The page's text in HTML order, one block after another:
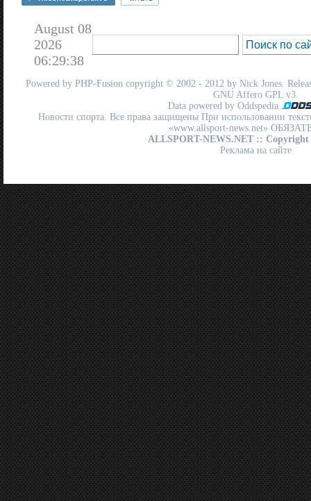
August 08
2026
06:29:38
Powered by PHP-Fusion copyright © 2002 - 2012 by Nick Jones.
GNU Affero GPL v3.
Data powered by Oddspedia
Новости спорта. Все права защищены При использовании
«www.allsport-news.net»
ALLSPORT-NEWS.NET :: Copyright
Реклама на сайте